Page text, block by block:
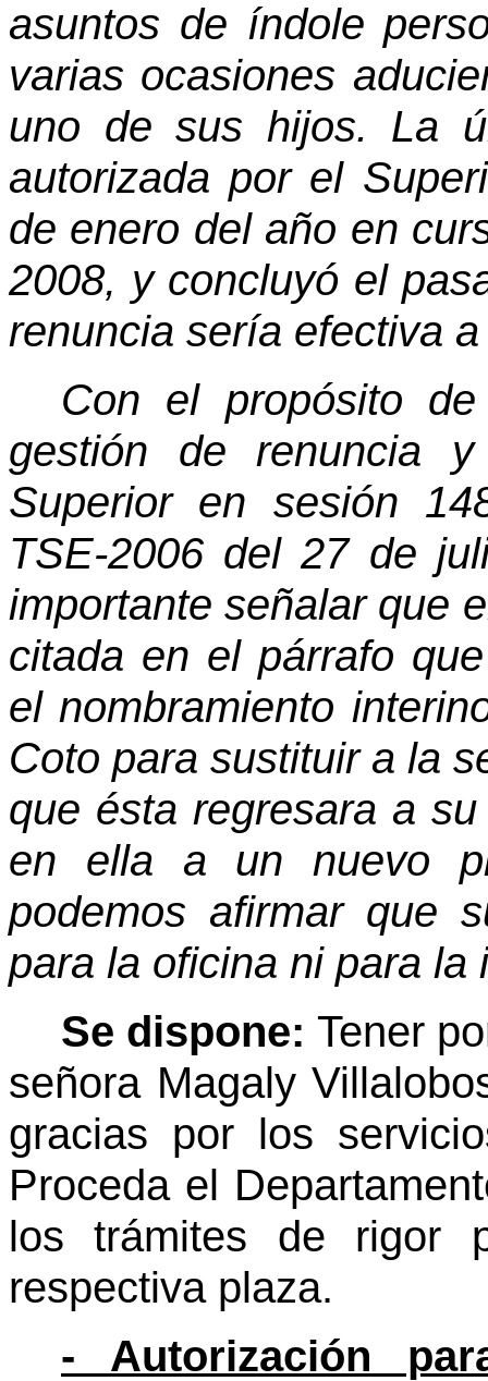
asuntos de índole
varias ocasiones
uno de sus hijos. La
autorizada por el
de enero del año en
2008, y concluyó el
renuncia sería efectiva
Con el propósito
gestión de renuncia
Superior en sesión
TSE-2006 del 27 de
importante señalar que
citada en el párrafo
el nombramiento
Coto para sustituir a la
que ésta regresara a
en ella a un nuevo
podemos afirmar que
para la oficina ni para la
Se dispone:Tener
señora Magaly
gracias por los
Proceda el
los trámites de rigor
respectiva plaza.
- Autorización